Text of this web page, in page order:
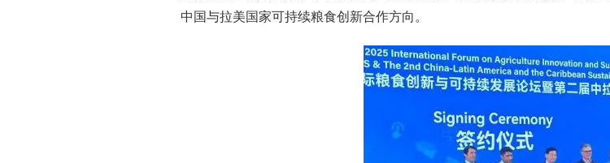
中国与拉美国家可持续粮食创新合作方向。